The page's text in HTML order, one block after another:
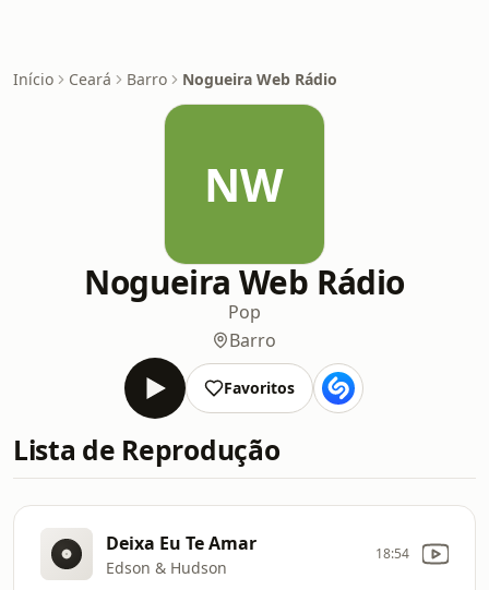
Início Ceará Barro Nogueira Web Rádio
NW
Nogueira Web Rádio
Pop
Barro
Favoritos
Lista de Reprodução
Deixa Eu Te Amar
Edson & Hudson
18:54